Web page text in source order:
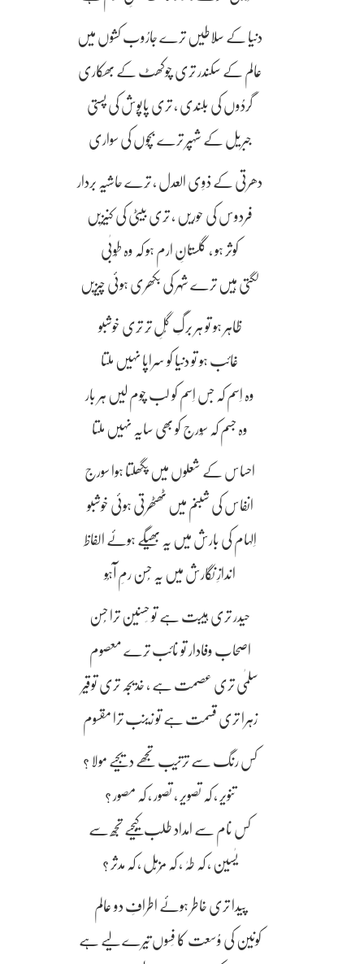
دنیا کے سلاطیں ترے جارُوب کشوں میں
عالم کے سکندر تِری چوکھٹ کے بھکاری
گردُوں کی بلندی ، تری پاپوش کی پستی
جبریل کے شہپر ترے بچوں کی سواری
دھرتی کے ذوِی العدل ، تِرے حاشیہ بردار
فردوس کی حوریں ، تِری بیٹی کی کنیزیں
کوثر ہو ، گلستانِ ارم ہو کہ وہ طُوبٰی
لگتی ہیں ترے شہر کی بکھری ہوئی چیزیں
ظاہر ہو تو ہر برگِ گُلِ تَر تِری خوشبو
غائب ہو تو دنیا کو سراپا نہیں ملتا
وہ اِسم کہ جس اِسم کو لب چوم لیں ہر بار
وہ جسم کہ سُورج کو بھی سایہ نہیں ملتا
احساس کے شعلوں میں پگھلتا ہوا سورج
انفاس کی شبنم میں ٹھٹھرتی ہوئی خوشبو
اِلہام کی بارش میں یہ بھیگے ہوئے الفاظ
اندازِ نگارش میں یہ حُسن رمِ آہُو
حیدر تری ہیبت ہے تو حَسنین ترا حُسن
اصحاب وفادار تو نائب تِرے معصوم
سلمٰی تری عصمت ہے ، خدیجہ تری توقیر
زہرا تری قسمت ہے تو زینب ترا مقسوم
کس رنگ سے ترتیب تجھے دیجیے مولا ؟
تنویر ، کہ تصویر ، تصور ، کہ مصور ؟
کس نام سے امداد طلب کیجیے تجھ سے
یٰسین ، کہ طہٰ ، کہ مُزمِّل ، کہ مدثر ؟
پیدا تری خاطر ہوئے اطرافِ دو عالم
کونین کی وُسعت کا فَسوں تیرے لیے ہے